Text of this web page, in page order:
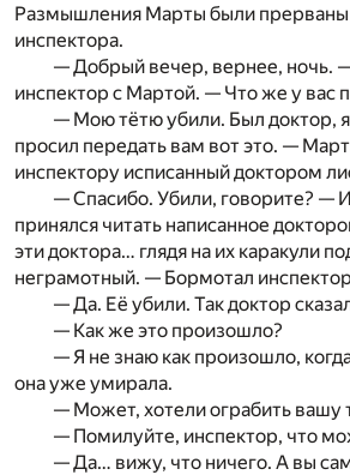
Размышления Марты были
инспектора.
— Добрый вечер, вернее, ночь.
инспектор с Мартой. — Что же у вас
— Мою тётю убили. Был доктор,
просил передать вам вот это. —
инспектору исписанный доктором
— Спасибо. Убили, говорите? —
принялся читать написанное
эти доктора… глядя на их каракули
неграмотный. — Бормотал
— Да. Её убили. Так доктор
— Как же это произошло?
— Я не знаю как произошло,
она уже умирала.
— Может, хотели ограбить вашу
— Помилуйте, инспектор, что
— Да… вижу, что ничего. А вы